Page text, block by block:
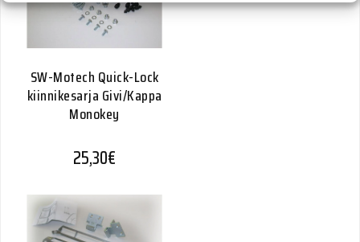
SW-Motech Quick-Lock
kiinnikesarja Givi/Kappa
Monokey
25,30€